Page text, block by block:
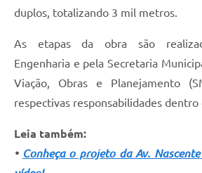
duplos, totalizando 3 mil metros.
As etapas da obra são
Engenharia e pela Secretaria
Viação, Obras e Planejamento
respectivas responsabilidades dentro
Leia também:
• Conheça o projeto da Av.